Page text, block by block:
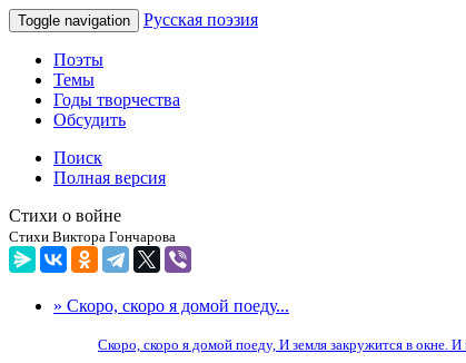
Toggle navigation Русская поэзия
Поэты
Темы
Годы творчества
Обсудить
Поиск
Полная версия
Стихи о войне
Стихи Виктора Гончарова
» Скоро, скоро я домой поеду...
Скоро, скоро я домой поеду, И земля закружится в окне.